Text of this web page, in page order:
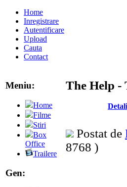
Home
Inregistrare
Autentificare
Upload
Cauta
Contact
Meniu:
Home
Filme
Stiri
Box
Office
Trailere
Gen:
The Help -
Postat de
8768 )